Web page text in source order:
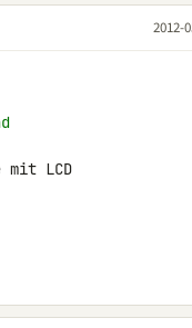
2012-
mit LCD